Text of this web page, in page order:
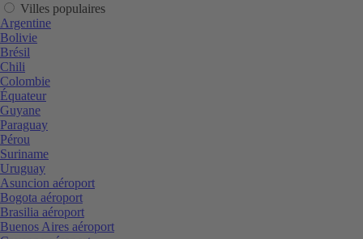
Villes populaires
Argentine
Bolivie
Brésil
Chili
Colombie
Équateur
Guyane
Paraguay
Pérou
Suriname
Uruguay
Asuncion aéroport
Bogota aéroport
Brasilia aéroport
Buenos Aires aéroport